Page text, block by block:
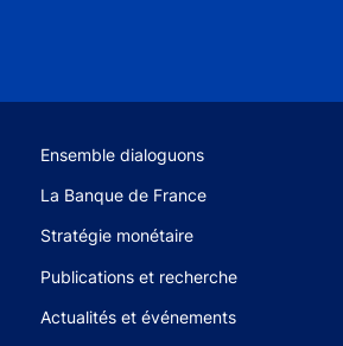
Site navigation
Ensemble dialoguons
La Banque de France
Stratégie monétaire
Publications et recherche
Actualités et événements